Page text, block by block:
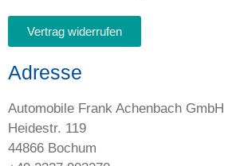
Vertrag widerrufen
Adresse
Automobile Frank Achenbach GmbH
Heidestr. 119
44866 Bochum